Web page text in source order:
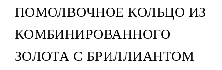
ПОМОЛВОЧНОЕ КОЛЬЦО ИЗ
КОМБИНИРОВАННОГО
ЗОЛОТА С БРИЛЛИАНТОМ